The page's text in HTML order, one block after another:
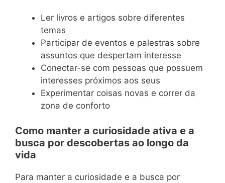
Ler livros e artigos sobre diferentes
temas
Participar de eventos e palestras sobre
assuntos que despertam interesse
Conectar-se com pessoas que possuem
interesses próximos aos seus
Experimentar coisas novas e correr da
zona de conforto
Como manter a curiosidade ativa e a
busca por descobertas ao longo da
vida
Para manter a curiosidade e a busca por